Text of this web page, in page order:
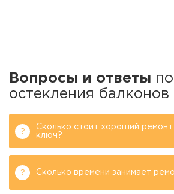
Вопросы и ответы
остекления
Сколько стоит хороший ремонт
ключ?
Сколько времени занимает